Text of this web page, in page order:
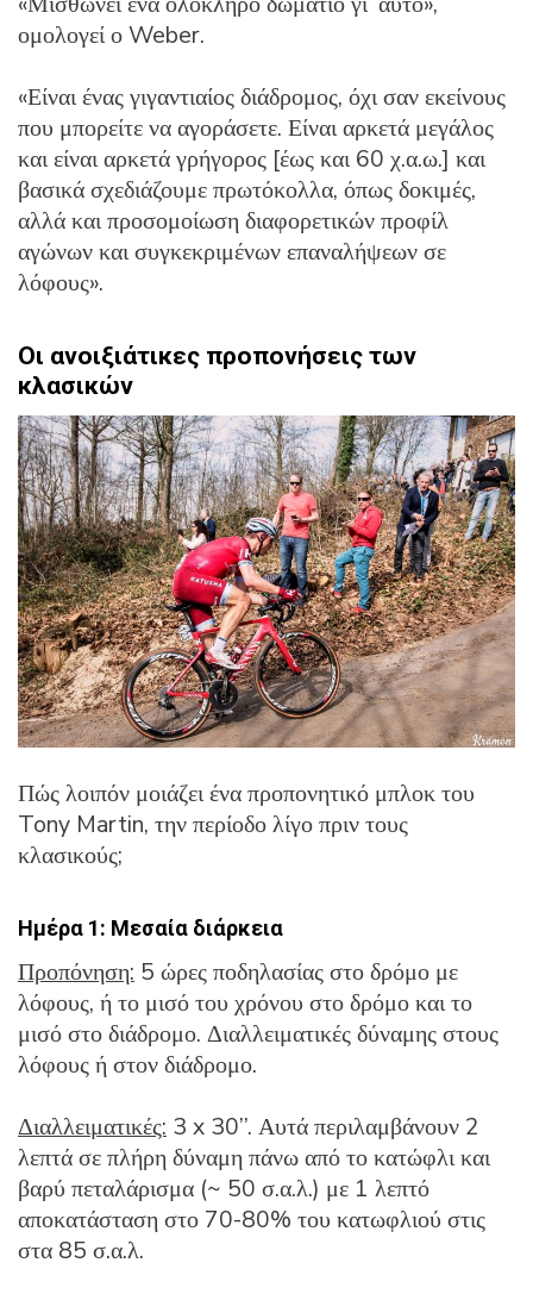
ομολογεί ο Weber.
«Είναι ένας γιγαντιαίος διάδρομος, όχι σαν εκείνους
που μπορείτε να αγοράσετε. Είναι αρκετά μεγάλος
και είναι αρκετά γρήγορος [έως και 60 χ.α.ω.] και
βασικά σχεδιάζουμε πρωτόκολλα, όπως δοκιμές,
αλλά και προσομοίωση διαφορετικών προφίλ
αγώνων και συγκεκριμένων επαναλήψεων σε
λόφους».
Οι ανοιξιάτικες προπονήσεις των
κλασικών
Πώς λοιπόν μοιάζει ένα προπονητικό μπλοκ του
Tony Martin, την περίοδο λίγο πριν τους
κλασικούς;
Ημέρα 1: Μεσαία διάρκεια
Προπόνηση: 5 ώρες ποδηλασίας στο δρόμο με
λόφους, ή το μισό του χρόνου στο δρόμο και το
μισό στο διάδρομο. Διαλλειματικές δύναμης στους
λόφους ή στον διάδρομο.
Διαλλειματικές: 3 x 30’’. Αυτά περιλαμβάνουν 2
λεπτά σε πλήρη δύναμη πάνω από το κατώφλι και
βαρύ πεταλάρισμα (~ 50 σ.α.λ.) με 1 λεπτό
αποκατάσταση στο 70-80% του κατωφλιού στις
στα 85 σ.α.λ.